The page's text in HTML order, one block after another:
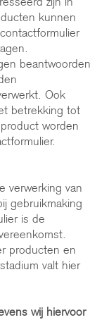
kunnen
beantwoorden
Ook
betrekking tot
worden
verwerking van
gebruikmaking
is de
producten en
valt hier
wij hiervoor